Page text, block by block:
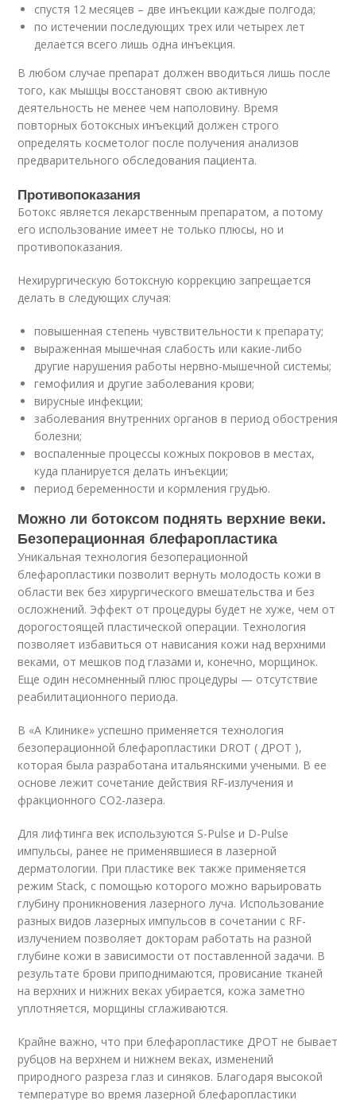
спустя 12 месяцев – две инъекции каждые полгода;
по истечении последующих трех или четырех лет
делается всего лишь одна инъекция.
В любом случае препарат должен вводиться лишь после
того, как мышцы восстановят свою активную
деятельность не менее чем наполовину. Время
повторных ботоксных инъекций должен строго
определять косметолог после получения анализов
предварительного обследования пациента.
Противопоказания
Ботокс является лекарственным препаратом, а потому
его использование имеет не только плюсы, но и
противопоказания.
Нехирургическую ботоксную коррекцию запрещается
делать в следующих случая:
повышенная степень чувствительности к препарату;
выраженная мышечная слабость или какие-либо
другие нарушения работы нервно-мышечной системы;
гемофилия и другие заболевания крови;
вирусные инфекции;
заболевания внутренних органов в период обострения
болезни;
воспаленные процессы кожных покровов в местах,
куда планируется делать инъекции;
период беременности и кормления грудью.
Можно ли ботоксом поднять верхние веки.
Безоперационная блефаропластика
Уникальная технология безоперационной
блефаропластики позволит вернуть молодость кожи в
области век без хирургического вмешательства и без
осложнений. Эффект от процедуры будет не хуже, чем от
дорогостоящей пластической операции. Технология
позволяет избавиться от нависания кожи над верхними
веками, от мешков под глазами и, конечно, морщинок.
Еще один несомненный плюс процедуры — отсутствие
реабилитационного периода.
В «А Клинике» успешно применяется технология
безоперационной блефаропластики DROT ( ДРОТ ),
которая была разработана итальянскими учеными. В ее
основе лежит сочетание действия RF-излучения и
фракционного СО2-лазера.
Для лифтинга век используются S-Pulse и D-Pulse
импульсы, ранее не применявшиеся в лазерной
дерматологии. При пластике век также применяется
режим Stack, с помощью которого можно варьировать
глубину проникновения лазерного луча. Использование
разных видов лазерных импульсов в сочетании с RF-
излучением позволяет докторам работать на разной
глубине кожи в зависимости от поставленной задачи. В
результате брови приподнимаются, провисание тканей
на верхних и нижних веках убирается, кожа заметно
уплотняется, морщины сглаживаются.
Крайне важно, что при блефаропластике ДРОТ не бывает
рубцов на верхнем и нижнем веках, изменений
природного разреза глаз и синяков. Благодаря высокой
температуре во время лазерной блефаропластики